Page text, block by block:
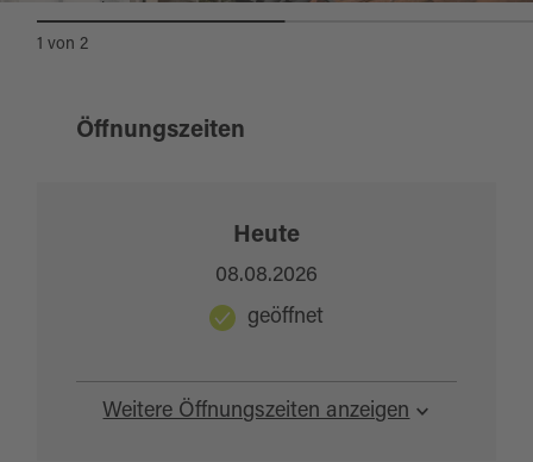
1 von2
Öffnungszeiten
Weitere Öffnungszeiten anzeigen
Heute
08.08.2026
geöffnet